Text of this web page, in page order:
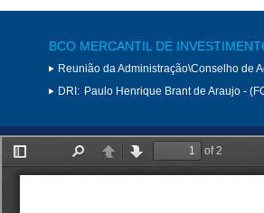
BCO MERCANTIL DE
Reunião da Administração\Conselho de
DRI: Paulo Henrique Brant de Araujo -